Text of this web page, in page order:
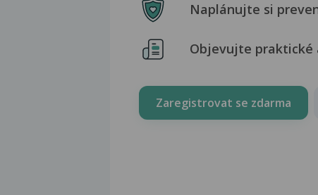
Naplánujte si
Objevujte praktické
Zaregistrovat se zdarma